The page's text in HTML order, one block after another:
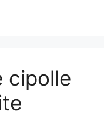
cipolle